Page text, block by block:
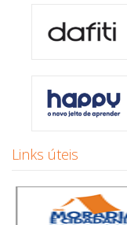
Links úteis